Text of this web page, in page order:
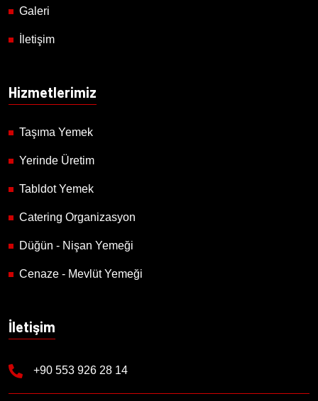
Galeri
İletişim
Hizmetlerimiz
Taşıma Yemek
Yerinde Üretim
Tabldot Yemek
Catering Organizasyon
Düğün - Nişan Yemeği
Cenaze - Mevlüt Yemeği
İletişim
+90 553 926 28 14